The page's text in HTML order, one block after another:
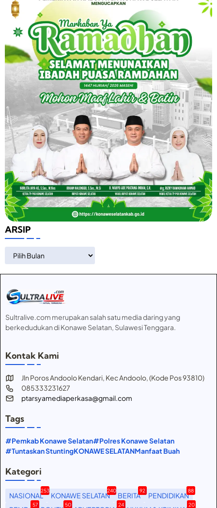
ARSIP
ARSIP
Sultralive.com merupakan salah satu media daring yang
berkedudukan di Konawe Selatan, Sulawesi Tenggara.
Kontak Kami
Jln Poros Andoolo Kendari, Kec Andoolo, (Kode Pos 93810)
085333231627
ptarsyamediaperkasa@gmail.com
Tags
#Pemkab Konawe Selatan#Polres Konawe Selatan
#Tuntaskan StuntingKONAWE SELATANManfaat Buah
Kategori
NASIONAL
253
KONAWE SELATAN
240
BERITA
92
PENDIDIKAN
88
57 50 24 20